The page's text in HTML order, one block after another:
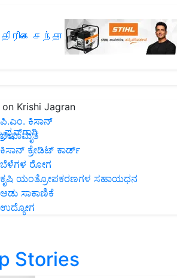
சந்தா
Krishi Jagran
ಪಿ.ಎಂ. ಕಿಸಾನ್
ಜೀವಾಮೃತ
ಕಿಸಾನ್ ಕ್ರೇಡಿಟ್ ಕಾರ್ಡ್
ಬೆಳೆಗಳ ರೋಗ
ಕೃಷಿ ಯಂತ್ರೋಪಕರಣಗಳ ಸಹಾಯಧನ
ಆಡು ಸಾಕಾಣಿಕೆ
ಉದ್ಯೋಗ
Stories